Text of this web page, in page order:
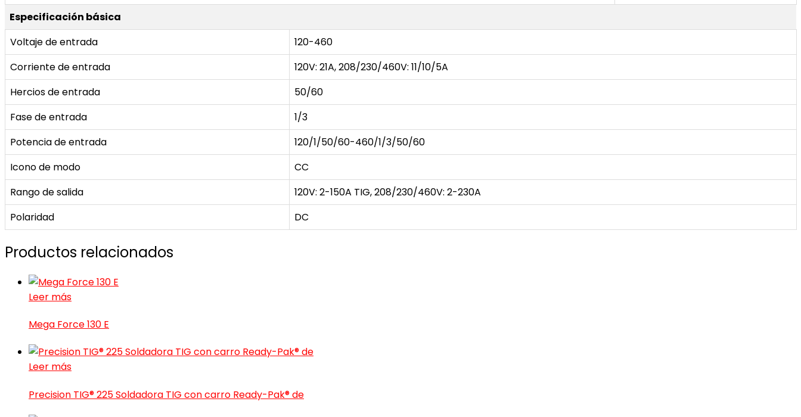
Especificación básica
Voltaje de entrada
120-460
Corriente de entrada
120V: 21A, 208/230/460V: 11/10/5A
Hercios de entrada
50/60
Fase de entrada
1/3
Potencia de entrada
120/1/50/60-460/1/3/50/60
Icono de modo
CC
Rango de salida
120V: 2-150A TIG, 208/230/460V: 2-230A
Polaridad
DC
Productos relacionados
Leer más
Mega Force 130 E
Leer más
Precision TIG® 225 Soldadora TIG con carro Ready-Pak® de